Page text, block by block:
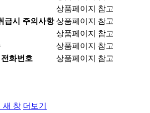
상품페이지 참고
급시 주의사항 상품페이지 참고
상품페이지 참고
상품페이지 참고
화번호
상품페이지 참고
새 창 더보기